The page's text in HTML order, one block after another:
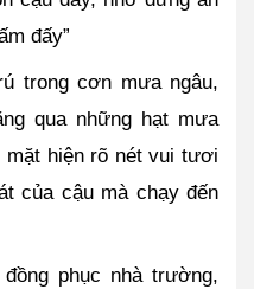
đấy”
trong cơn mưa ngâu,
qua những hạt mưa
hiện rõ nét vui tươi
của cậu mà chạy đến
phục nhà trường,